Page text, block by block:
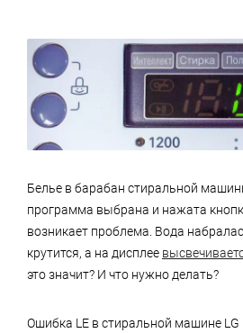
Белье в барабан стиральной
программа выбрана и нажата
возникает проблема. Вода
крутится, а на дисплее
это значит? И что нужно делать?
Ошибка LE в стиральной машине LG